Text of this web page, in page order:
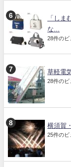
「しま
な...
28件のビ
草軽電
28件のビ
横須賀
25件のビ